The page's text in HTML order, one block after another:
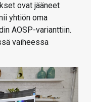
ovat jääneet
yhtiön oma
AOSP-varianttiin.
vaiheessa